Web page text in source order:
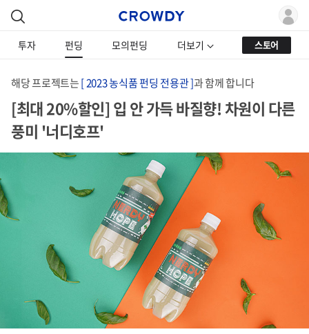
투자 펀딩 모의펀딩 더보기 스토어
해당 프로젝트는[ 2023 농식품 펀딩 전용관 ]과 함께 합니다
[최대 20%할인] 입 안 가득 바질향! 차원이 다른
풍미 '너디호프'